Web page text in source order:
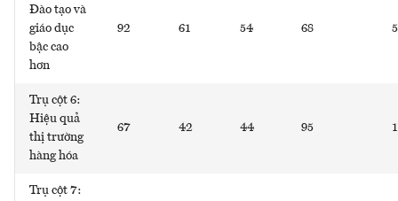
Đào tạo và
giáo dục
bậc cao
hơn
92 61 54 68 5
Trụ cột 6:
Hiệu quả
thị trường
hàng hóa
67 42 44 95 1
Trụ cột 7: